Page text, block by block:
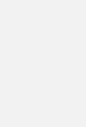
Luftfahrt produziert
Oulu damit zum
im Ostseeraum –
befindlichen
Projekt im Hafen von
von
weltweit Anlagen zur